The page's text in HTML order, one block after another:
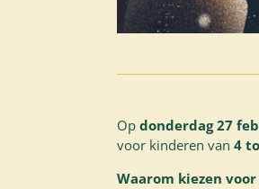
Op donderdag 27
voor kinderen van 4
Waarom kiezen voor